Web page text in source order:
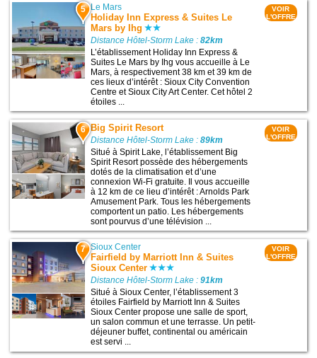
5 Le Mars
Holiday Inn Express & Suites Le
Mars by Ihg
Distance Hôtel-Storm Lake :82km
L’établissement Holiday Inn Express &
Suites Le Mars by Ihg vous accueille à Le
Mars, à respectivement 38 km et 39 km de
ces lieux d’intérêt : Sioux City Convention
Centre et Sioux City Art Center. Cet hôtel 2
étoiles ...
VOIR
L'OFFRE
6 Big Spirit Resort
Distance Hôtel-Storm Lake :89km
Situé à Spirit Lake, l’établissement Big
Spirit Resort possède des hébergements
dotés de la climatisation et d’une
connexion Wi-Fi gratuite. Il vous accueille
à 12 km de ce lieu d’intérêt : Arnolds Park
Amusement Park. Tous les hébergements
comportent un patio. Les hébergements
sont pourvus d’une télévision ...
VOIR
L'OFFRE
7 Sioux Center
Fairfield by Marriott Inn & Suites
Sioux Center
Distance Hôtel-Storm Lake :91km
Situé à Sioux Center, l’établissement 3
étoiles Fairfield by Marriott Inn & Suites
Sioux Center propose une salle de sport,
un salon commun et une terrasse. Un petit-
déjeuner buffet, continental ou américain
est servi ...
VOIR
L'OFFRE